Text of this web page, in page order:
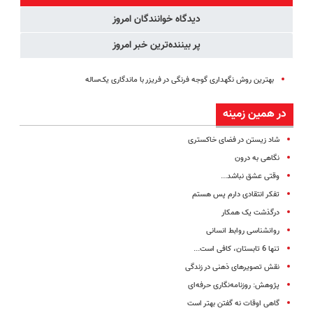
پرداخت قسطی
دیدگاه خوانندگان امروز
پر بیننده‌ترین خبر امروز
بهترین روش نگهداری گوجه فرنگی در فریزر با ماندگاری یک‌ساله
در همین زمینه
شاد زیستن در فضای خاکستری
نگاهی به درون
وقتی عشق نباشد...
تفکر انتقادی دارم پس هستم
درگذشت یک همکار
روانشناسی روابط انسانی
تنها 6 تابستان، کافی است...
نقش تصویرهای ذهنی در زندگی
پژوهش: روزنامه‌نگاری حرفه‌ای
گاهی اوقات نه گفتن بهتر است